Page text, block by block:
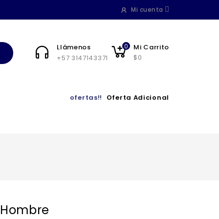
Mi cuenta
Mi Carrito
$0
0
Llámenos
+57 3147143371
ofertas!! Oferta Adicional